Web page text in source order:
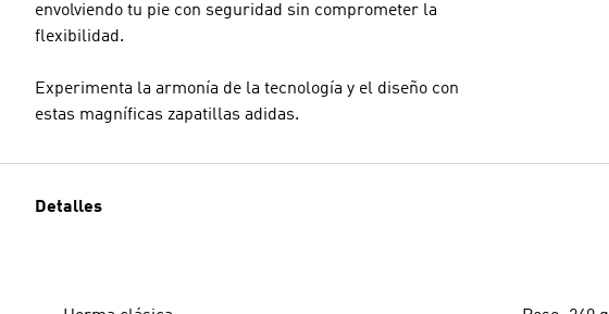
envolviendo tu pie con seguridad sin comprometer la
flexibilidad.
Experimenta la armonía de la tecnología y el diseño con
estas magníficas zapatillas adidas.
Detalles